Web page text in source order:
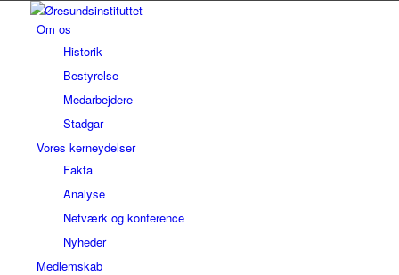
Om os
Historik
Bestyrelse
Medarbejdere
Stadgar
Vores kerneydelser
Fakta
Analyse
Netværk og konference
Nyheder
Medlemskab